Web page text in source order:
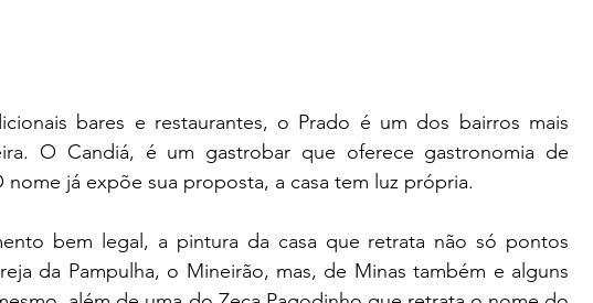
bares e restaurantes, o Prado é um dos bairros mais
O Candiá, é um gastrobar que oferece gastronomia de
nome já expõe sua proposta, a casa tem luz própria.
bem legal, a pintura da casa que retrata não só pontos
da Pampulha, o Mineirão, mas, de Minas também e alguns